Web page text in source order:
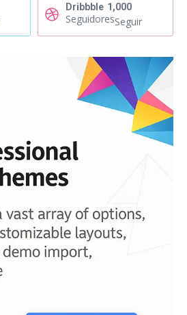
Dribbble 1,000
SeguidoresSeguir